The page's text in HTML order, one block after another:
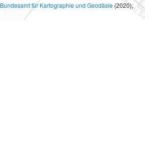
Bundesamt für Kartographie und Geodäsie (2020),